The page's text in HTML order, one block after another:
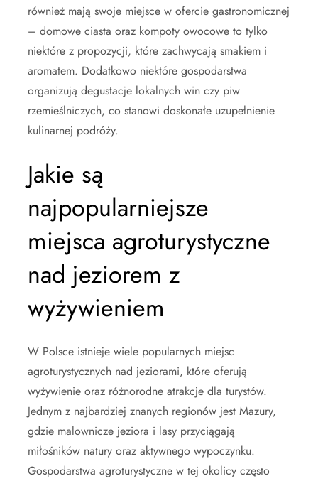
również mają swoje miejsce w ofercie gastronomicznej
– domowe ciasta oraz kompoty owocowe to tylko
niektóre z propozycji, które zachwycają smakiem i
aromatem. Dodatkowo niektóre gospodarstwa
organizują degustacje lokalnych win czy piw
rzemieślniczych, co stanowi doskonałe uzupełnienie
kulinarnej podróży.
Jakie są
najpopularniejsze
miejsca agroturystyczne
nad jeziorem z
wyżywieniem
W Polsce istnieje wiele popularnych miejsc
agroturystycznych nad jeziorami, które oferują
wyżywienie oraz różnorodne atrakcje dla turystów.
Jednym z najbardziej znanych regionów jest Mazury,
gdzie malownicze jeziora i lasy przyciągają
miłośników natury oraz aktywnego wypoczynku.
Gospodarstwa agroturystyczne w tej okolicy często